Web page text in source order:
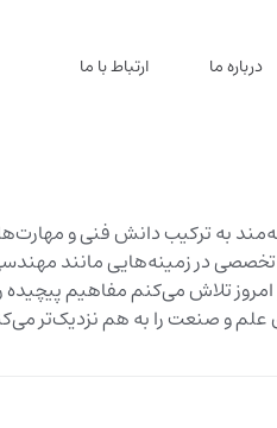
درباره ما ارتباط با ما
هستم؛ متولد ۱۳۷۵ و علاقه‌مند به
تخصصی در زمینه‌هایی مانند
تلاش می‌کنم مفاهیم پیچیده را
علم و صنعت را به هم نزدیک‌تر